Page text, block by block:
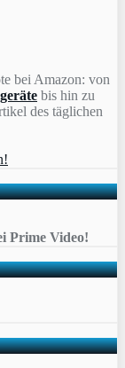
bei Amazon: von
bis hin zu
des täglichen
Prime Video!